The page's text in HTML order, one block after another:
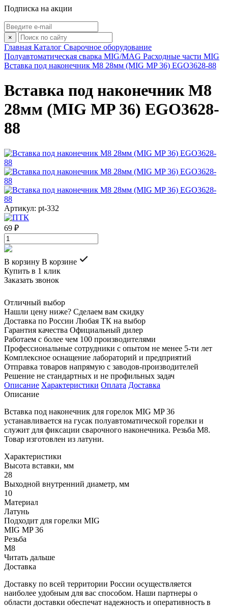
Подписка на акции
×
Главная Каталог Сварочное оборудование
Полуавтоматическая сварка MIG/MAG Расходные части MIG
Вставка под наконечник M8 28мм (MIG MP 36) EGO3628-88
Вставка под наконечник M8
28мм (MIG MP 36) EGO3628-
88
Артикул: pt-332
69 ₽
В корзину В корзине
Купить в 1 клик
Заказать звонок
Отличный выбор
Нашли цену ниже? Сделаем вам скидку
Доставка по России Любая ТК на выбор
Гарантия качества Официальный дилер
Работаем с более чем 100 производителями
Профессиональные сотрудники с опытом не менее 5-ти лет
Комплексное оснащение лабораторий и предприятий
Отправка товаров напрямую с заводов-производителей
Решение не стандартных и не профильных задач
Описание Характеристики Оплата Доставка
Описание
Вставка под наконечник для горелок MIG MP 36
устанавливается на гусак полуавтоматической горелки и
служит для фиксации сварочного наконечника. Резьба M8.
Товар изготовлен из латуни.
Характеристики
Высота вставки, мм
28
Выходной внутренний диаметр, мм
10
Материал
Латунь
Подходит для горелки MIG
MIG MP 36
Резьба
М8
Читать дальше
Доставка
Доставку по всей территории России осуществляется
наиболее удобным для вас способом. Наши партнеры о
области доставки обеспечат надежность и оперативность в